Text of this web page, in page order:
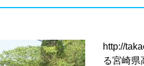
http://
る宮崎県